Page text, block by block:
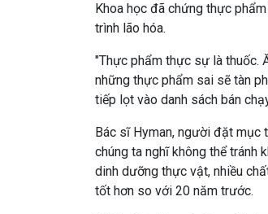
Khoa học đã chứng thực
trình lão hóa.
"Thực phẩm thực sự là thuốc.
những thực phẩm sai sẽ tàn
tiếp lọt vào danh sách bán
Bác sĩ Hyman, người đặt mục
chúng ta nghĩ không thể tránh
dinh dưỡng thực vật, nhiều
tốt hơn so với 20 năm trước.